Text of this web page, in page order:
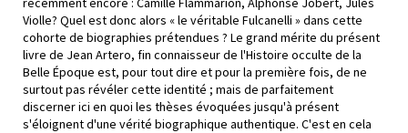
Violle? Quel est donc alors « le véritable Fulcanelli » dans cette
cohorte de biographies prétendues ? Le grand mérite du présent
livre de Jean Artero, fin connaisseur de l'Histoire occulte de la
Belle Époque est, pour tout dire et pour la première fois, de ne
surtout pas révéler cette identité ; mais de parfaitement
discerner ici en quoi les thèses évoquées jusqu'à présent
s'éloignent d'une vérité biographique authentique. C'est en cela